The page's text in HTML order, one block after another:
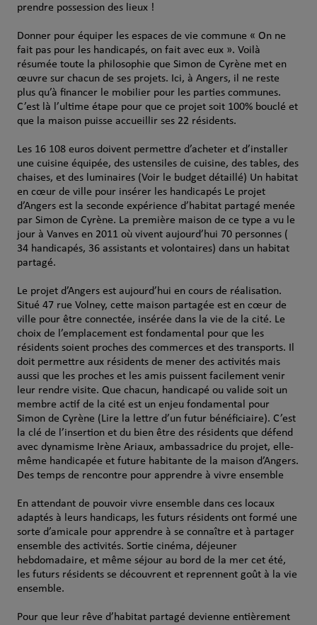
prendre possession des lieux !
Donner pour équiper les espaces de vie commune « On ne
fait pas pour les handicapés, on fait avec eux ». Voilà
résumée toute la philosophie que Simon de Cyrène met en
œuvre sur chacun de ses projets. Ici, à Angers, il ne reste
plus qu’à financer le mobilier pour les parties communes.
C’est là l’ultime étape pour que ce projet soit 100% bouclé et
que la maison puisse accueillir ses 22 résidents.
Les 16 108 euros doivent permettre d’acheter et d’installer
une cuisine équipée, des ustensiles de cuisine, des tables, des
chaises, et des luminaires (Voir le budget détaillé) Un habitat
en cœur de ville pour insérer les handicapés Le projet
d’Angers est la seconde expérience d’habitat partagé menée
par Simon de Cyrène. La première maison de ce type a vu le
jour à Vanves en 2011 où vivent aujourd’hui 70 personnes (
34 handicapés, 36 assistants et volontaires) dans un habitat
partagé.
Le projet d’Angers est aujourd’hui en cours de réalisation.
Situé 47 rue Volney, cette maison partagée est en cœur de
ville pour être connectée, insérée dans la vie de la cité. Le
choix de l’emplacement est fondamental pour que les
résidents soient proches des commerces et des transports. Il
doit permettre aux résidents de mener des activités mais
aussi que les proches et les amis puissent facilement venir
leur rendre visite. Que chacun, handicapé ou valide soit un
membre actif de la cité est un enjeu fondamental pour
Simon de Cyrène (Lire la lettre d’un futur bénéficiaire). C’est
la clé de l’insertion et du bien être des résidents que défend
avec dynamisme Irène Ariaux, ambassadrice du projet, elle-
même handicapée et future habitante de la maison d’Angers.
Des temps de rencontre pour apprendre à vivre ensemble
En attendant de pouvoir vivre ensemble dans ces locaux
adaptés à leurs handicaps, les futurs résidents ont formé une
sorte d’amicale pour apprendre à se connaître et à partager
ensemble des activités. Sortie cinéma, déjeuner
hebdomadaire, et même séjour au bord de la mer cet été,
les futurs résidents se découvrent et reprennent goût à la vie
ensemble.
Pour que leur rêve d’habitat partagé devienne entièrement